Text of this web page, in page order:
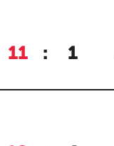
11 : 1